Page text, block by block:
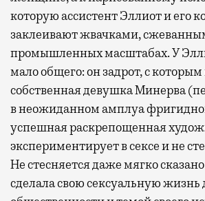
несколько — в разных зонах
гаваней. На некоторых вокзалах —
Лаунжи доступны на
Павелецком, Казанском,
и Курском вокзалах.Попасть в
могут держатели карт Mir Supreme.
не только в столице. Всего доступно
1000 бизнес-залов по всему
которую ассистент Эллиот и его
заклеивают жвачками,
промышленных масштабах. У
мало общего: он задрот, с которым
собственная девушка Минерва
в неожиданном амплуа
успешная раскрепощенная
экспериментирует в сексе и не
Не стесняется даже мягко
сделала свою сексуальную жизнь